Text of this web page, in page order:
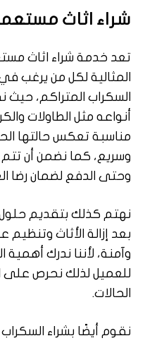
شراء اثاث
تعد خدمة شراء اثاث
المثالية لكل من يرغب
السكراب المتراكم، حيث
أنواعه مثل الطاولات
مناسبة تعكس حالتها
وسريع، كما نضمن أن
وحتى الدفع لضمان رضا
نهتم كذلك بتقديم
بعد إزالة الأثاث
وآمنة، لأننا ندرك
للعميل لذلك نحرص على
الحالات.
نقوم أيضًا بشراء